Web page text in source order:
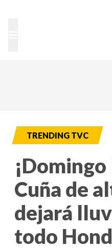
TRENDING TVC
Cuña de
dejará
todo